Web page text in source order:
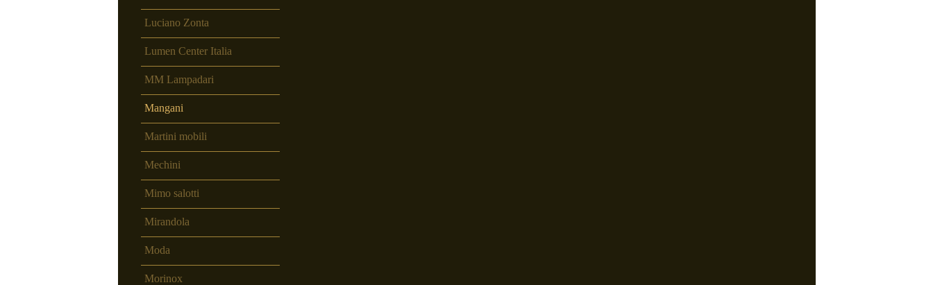
Luciano Zonta
Lumen Center Italia
MM Lampadari
Mangani
Martini mobili
Mechini
Mimo salotti
Mirandola
Moda
Morinox